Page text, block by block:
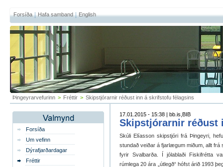
Forsíða Hafa samband English
Þingeyrarvefurinn > Fréttir > Skipstjórarnir réðust inn á skrifstofu félagsins
Forsíða
Um vefinn
Dýrafjarðardagar
Fréttir
17.01.2015 - 15:38 | bb.is,BIB
Skipstjórarnir réðust
Skúli Elíasson skipstjóri frá Þingeyri,
stundað veiðar á fjarlægum miðum, allt frá
fyrir Svalbarða. Í jólablaði Fiskifrétta
rúmlega 20 ára „útlegð“ hófst árið 1993